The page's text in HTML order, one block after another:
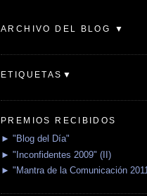
ARCHIVO DEL BLOG ▼
ETIQUETAS▼
PREMIOS RECIBIDOS
► "Blog del Día"
► "Inconfidentes 2009" (II)
► "Mantra de la Comunicación